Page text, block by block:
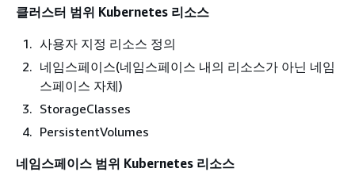
클러스터 범위 Kubernetes 리소스
사용자 지정 리소스 정의
네임스페이스(네임스페이스 내의 리소스가 아닌 네임
스페이스 자체)
StorageClasses
PersistentVolumes
네임스페이스 범위 Kubernetes 리소스